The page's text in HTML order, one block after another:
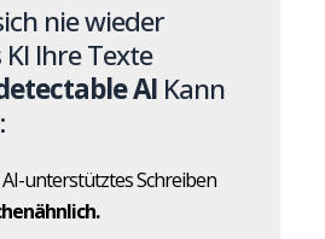
nie wieder
Ihre Texte
AI Kann
AI-unterstütztes Schreiben